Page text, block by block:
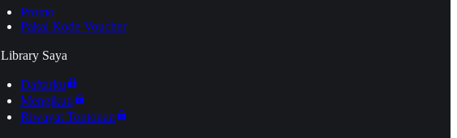
Promo
Pakai Kode Voucher
Library Saya
Daftarku
Mengikuti
Riwayat Tontonan